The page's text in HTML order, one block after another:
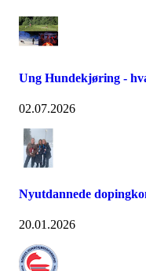
Ung Hundekjøring -
02.07.2026
Nyutdannede
20.01.2026